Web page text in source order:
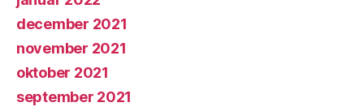
december 2021
november 2021
oktober 2021
september 2021